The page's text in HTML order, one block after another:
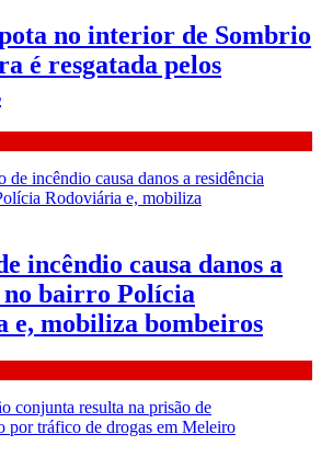
no interior de Sombrio
é resgatada pelos
incêndio causa danos a
no bairro Polícia
e, mobiliza bombeiros